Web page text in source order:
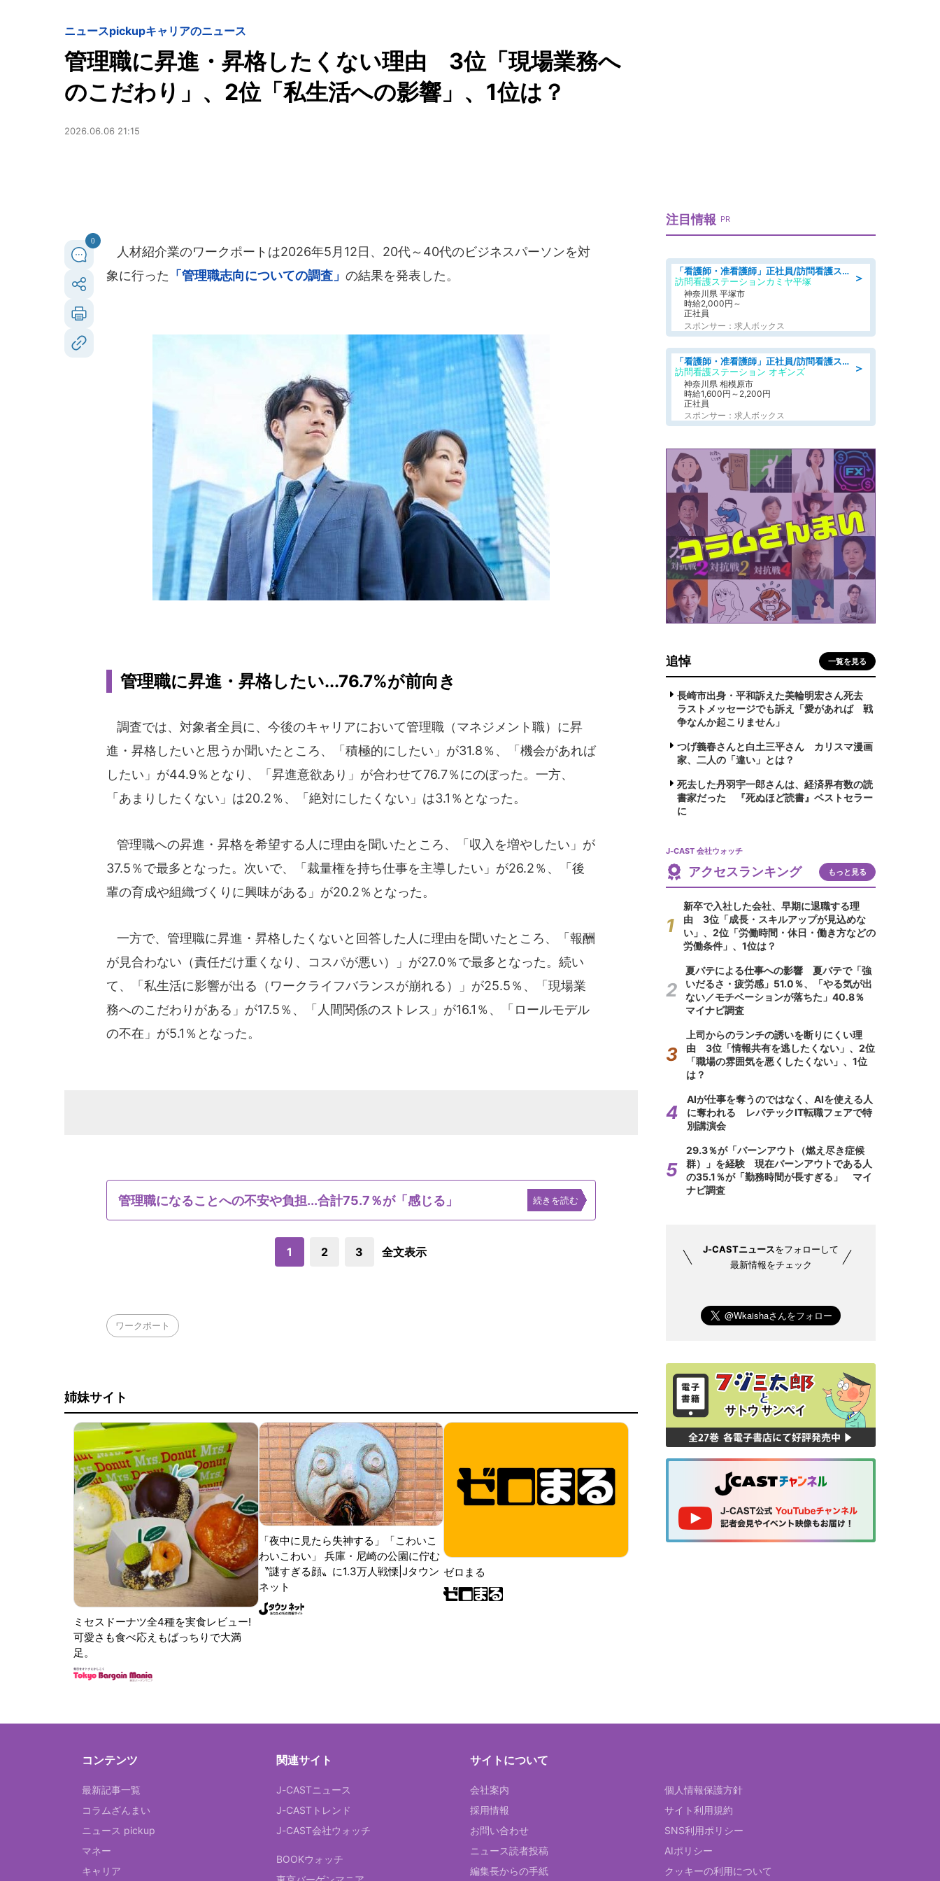
ニュースpickupキャリアのニュース
管理職に昇進・昇格したくない理由 3位「現場業務へ
のこだわり」、2位「私生活への影響」、1位は？
2026.06.06 21:15
0
人材紹介業のワークポートは2026年5月12日、20代～40代のビジネスパーソンを対
象に行った 「管理職志向についての調査」 の結果を発表した。
管理職に昇進・昇格したい...76.7%が前向き
調査では、対象者全員に、今後のキャリアにおいて管理職（マネジメント職）に昇
進・昇格したいと思うか聞いたところ、「積極的にしたい」が31.8％、「機会があれば
したい」が44.9％となり、「昇進意欲あり」が合わせて76.7％にのぼった。一方、
「あまりしたくない」は20.2％、「絶対にしたくない」は3.1％となった。
管理職への昇進・昇格を希望する人に理由を聞いたところ、「収入を増やしたい」が
37.5％で最多となった。次いで、「裁量権を持ち仕事を主導したい」が26.2％、「後
輩の育成や組織づくりに興味がある」が20.2％となった。
一方で、管理職に昇進・昇格したくないと回答した人に理由を聞いたところ、「報酬
が見合わない（責任だけ重くなり、コスパが悪い）」が27.0％で最多となった。続い
て、「私生活に影響が出る（ワークライフバランスが崩れる）」が25.5％、「現場業
務へのこだわりがある」が17.5％、「人間関係のストレス」が16.1％、「ロールモデル
の不在」が5.1％となった。
管理職になることへの不安や負担...合計75.7％が「感じる」 続きを読む
1 2 3 全文表示
ワークポート
姉妹サイト
ミセスドーナツ全4種を実食レビュー!
可愛さも食べ応えもばっちりで大満
足。
「夜中に見たら失神する」「こわいこ
わいこわい」 兵庫・尼崎の公園に佇む
〝謎すぎる顔〟に1.3万人戦慄|Jタウン
ネット
ゼロまる
注目情報 PR
＞
「看護師・准看護師」正社員/訪問看護ステーション/正看護師
訪問看護ステーションカミヤ平塚
神奈川県 平塚市
時給2,000円～
正社員
スポンサー：求人ボックス
＞
「看護師・准看護師」正社員/訪問看護ステーション/正看護師,准看護師
訪問看護ステーション オギンズ
神奈川県 相模原市
時給1,600円～2,200円
正社員
スポンサー：求人ボックス
追悼 一覧を見る
長崎市出身・平和訴えた美輪明宏さん死去
ラストメッセージでも訴え「愛があれば 戦
争なんか起こりません」
つげ義春さんと白土三平さん カリスマ漫画
家、二人の「違い」とは？
死去した丹羽宇一郎さんは、経済界有数の読
書家だった 『死ぬほど読書』ベストセラー
に
J-CAST 会社ウォッチ
アクセスランキング もっと見る
新卒で入社した会社、早期に退職する理
由 3位「成長・スキルアップが見込めな
い」、2位「労働時間・休日・働き方などの
労働条件」、1位は？
夏バテによる仕事への影響 夏バテで「強
いだるさ・疲労感」51.0％、「やる気が出
ない／モチベーションが落ちた」40.8％
マイナビ調査
上司からのランチの誘いを断りにくい理
由 3位「情報共有を逃したくない」、2位
「職場の雰囲気を悪くしたくない」、1位
は？
AIが仕事を奪うのではなく、AIを使える人
に奪われる レバテックIT転職フェアで特
別講演会
29.3％が「バーンアウト（燃え尽き症候
群）」を経験 現在バーンアウトである人
の35.1％が「勤務時間が長すぎる」 マイ
ナビ調査
J-CASTニュースをフォローして
最新情報をチェック
コンテンツ
最新記事一覧
コラムざんまい
ニュース pickup
マネー
キャリア
関連サイト
J-CASTニュース
J-CASTトレンド
J-CAST会社ウォッチ
BOOKウォッチ
サイトについて
会社案内
採用情報
お問い合わせ
ニュース読者投稿
編集長からの手紙
個人情報保護方針
サイト利用規約
SNS利用ポリシー
AIポリシー
クッキーの利用について